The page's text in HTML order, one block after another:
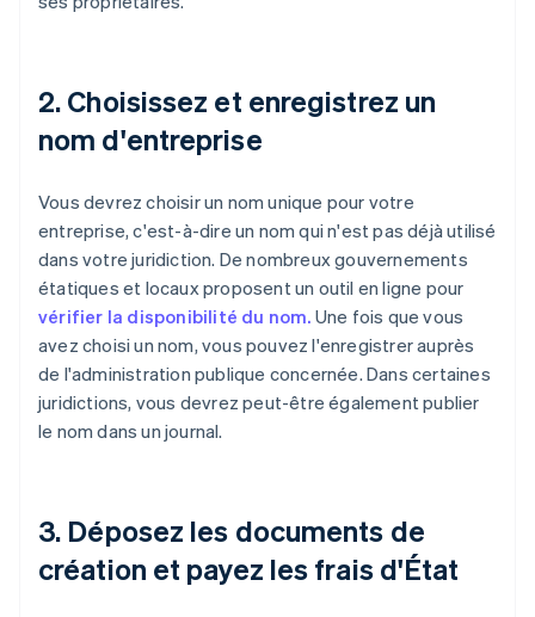
2. Choisissez et enregistrez un
nom d'entreprise
Vous devrez choisir un nom unique pour votre
entreprise, c'est-à-dire un nom qui n'est pas déjà utilisé
dans votre juridiction. De nombreux gouvernements
étatiques et locaux proposent un outil en ligne pour
vérifier la disponibilité du nom. Une fois que vous
avez choisi un nom, vous pouvez l'enregistrer auprès
de l'administration publique concernée. Dans certaines
juridictions, vous devrez peut-être également publier
le nom dans un journal.
3. Déposez les documents de
création et payez les frais d'État